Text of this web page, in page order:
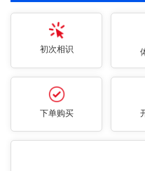
初次相识
下单购买